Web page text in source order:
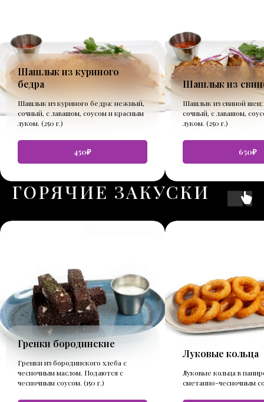
Шашлык из куриного
бедра
Шашлык из куриного бедра: нежный,
сочный, с лавашом, соусом и красным
луком. (250 г.)
450₽
Шашлык из
Шашлык из свиной
сочный, с лавашом,
луком. (250 г.)
650₽
ГОРЯЧИЕ ЗАКУСКИ
Гренки бородинские
Гренки из бородинского хлеба с
чесночным маслом. Подаются с
чесночным соусом. (150 г.)
Луковые кольца
Луковые кольца в
сметанно-чесночным